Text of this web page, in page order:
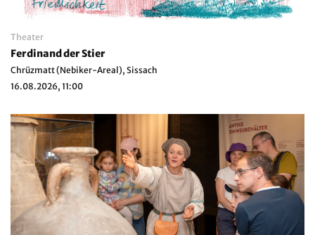
Theater
Ferdinand der Stier
Chrüzmatt (Nebiker-Areal), Sissach
16.08.2026, 11:00